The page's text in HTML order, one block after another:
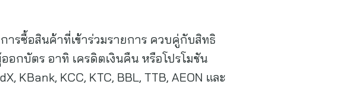
ารซื้อสินค้าที่เข้าร่วมรายการ ควบคู่กับสิทธิ
อกบัตร อาทิ เครดิตเงินคืน หรือโปรโมชัน
KBank, KCC, KTC, BBL, TTB, AEON และ